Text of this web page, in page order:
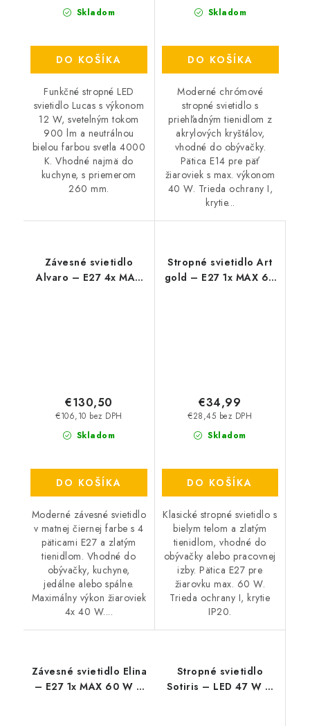
Skladom
DO KOŠÍKA
Funkčné stropné LED
svietidlo Lucas s výkonom
12 W, svetelným tokom
900 lm a neutrálnou
bielou farbou svetla 4000
K. Vhodné najmä do
kuchyne, s priemerom
260 mm.
Skladom
DO KOŠÍKA
Moderné chrómové
stropné svietidlo s
priehľadným tienidlom z
akrylových kryštálov,
vhodné do obývačky.
Pätica E14 pre päť
žiaroviek s max. výkonom
40 W. Trieda ochrany I,
krytie...
Závesné svietidlo
Alvaro – E27 4x MAX
Skladom
€106,10 bez DPH
€130,50
DO KOŠÍKA
Moderné závesné svietidlo
v matnej čiernej farbe s 4
päticami E27 a zlatým
tienidlom. Vhodné do
obývačky, kuchyne,
jedálne alebo spálne.
Maximálny výkon žiaroviek
4x 40 W....
Stropné svietidlo Art
gold – E27 1x MAX 60
Skladom
€28,45 bez DPH
€34,99
DO KOŠÍKA
Klasické stropné svietidlo s
bielym telom a zlatým
tienidlom, vhodné do
obývačky alebo pracovnej
izby. Pätica E27 pre
žiarovku max. 60 W.
Trieda ochrany I, krytie
IP20.
Závesné svietidlo Elina
– E27 1x MAX 60 W –
Stropné svietidlo
Sotiris – LED 47 W –